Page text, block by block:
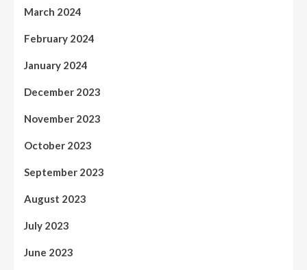
March 2024
February 2024
January 2024
December 2023
November 2023
October 2023
September 2023
August 2023
July 2023
June 2023